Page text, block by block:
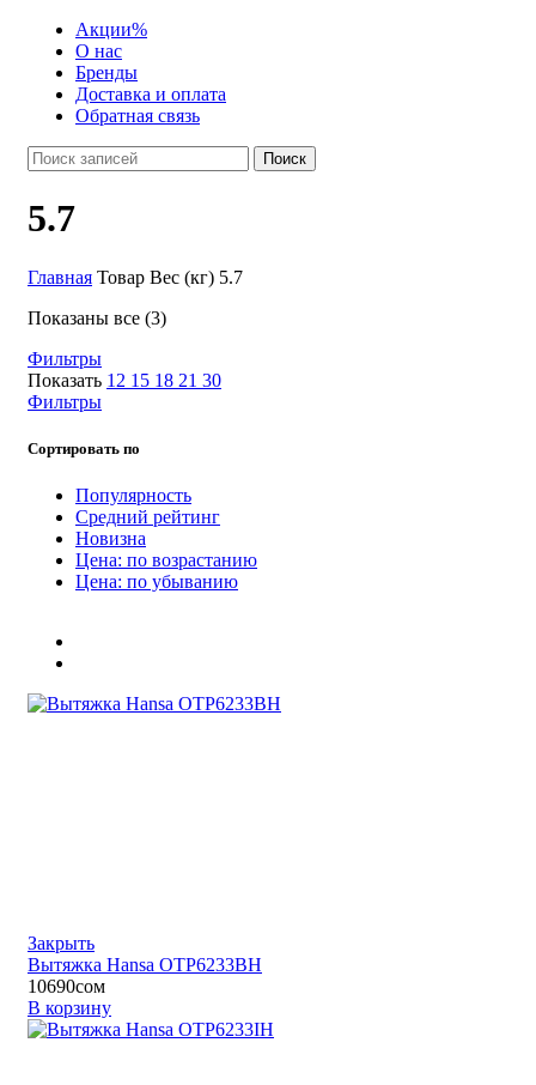
Акции%
О нас
Бренды
Доставка и оплата
Обратная связь
Поиск
5.7
Главная Товар Вес (кг) 5.7
Показаны все (3)
Фильтры
Показать 12 15 18 21 30
Фильтры
Сортировать по
Популярность
Средний рейтинг
Новизна
Цена: по возрастанию
Цена: по убыванию
Закрыть
Вытяжка Hansa OTP6233BH
10690сом
В корзину